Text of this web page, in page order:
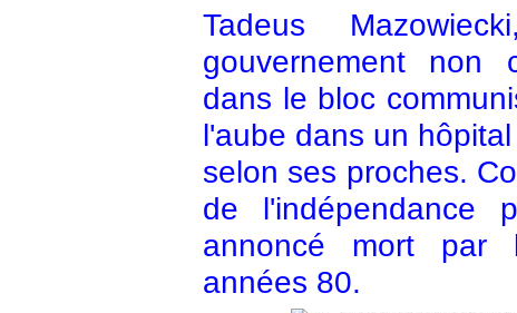
Tadeus
gouvernement non
dans le bloc
l'aube dans un
selon ses proches.
de l'indépendance
annoncé mort par
années 80.